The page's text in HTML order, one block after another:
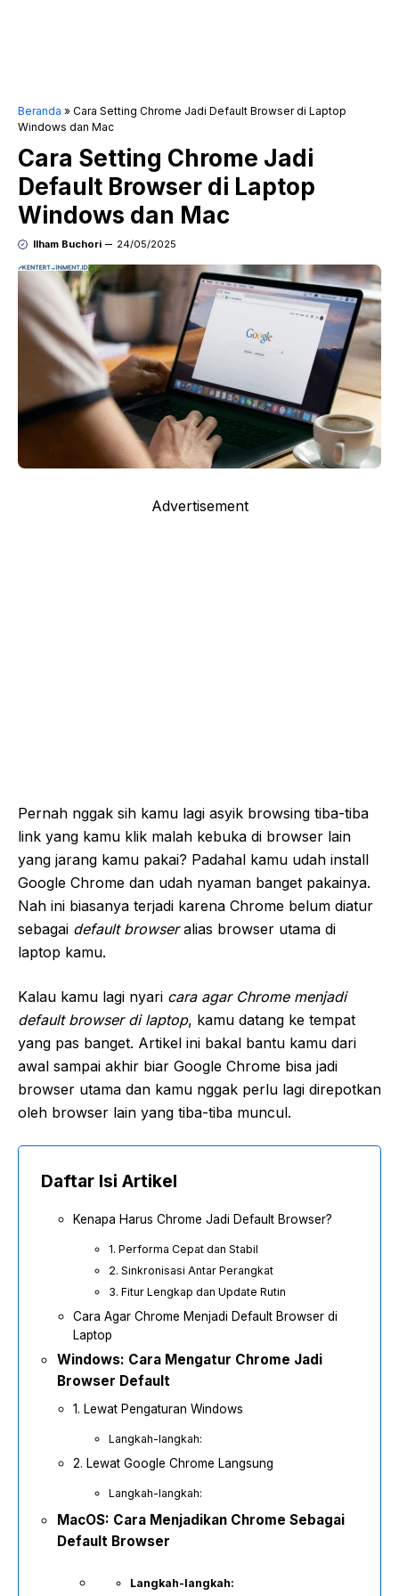
Beranda » Cara Setting Chrome Jadi Default Browser di Laptop
Windows dan Mac
Cara Setting Chrome Jadi
Default Browser di Laptop
Windows dan Mac
Ilham Buchori 24/05/2025
Advertisement
Pernah nggak sih kamu lagi asyik browsing tiba-tiba
link yang kamu klik malah kebuka di browser lain
yang jarang kamu pakai? Padahal kamu udah install
Google Chrome dan udah nyaman banget pakainya.
Nah ini biasanya terjadi karena Chrome belum diatur
sebagai default browseralias browser utama di
laptop kamu.
Kalau kamu lagi nyari cara agar Chrome menjadi
default browser di laptop, kamu datang ke tempat
yang pas banget. Artikel ini bakal bantu kamu dari
awal sampai akhir biar Google Chrome bisa jadi
browser utama dan kamu nggak perlu lagi direpotkan
oleh browser lain yang tiba-tiba muncul.
Daftar Isi Artikel
Kenapa Harus Chrome Jadi Default Browser?
1. Performa Cepat dan Stabil
2. Sinkronisasi Antar Perangkat
3. Fitur Lengkap dan Update Rutin
Cara Agar Chrome Menjadi Default Browser di
Laptop
Windows: Cara Mengatur Chrome Jadi
Browser Default
1. Lewat Pengaturan Windows
Langkah-langkah:
2. Lewat Google Chrome Langsung
Langkah-langkah:
MacOS: Cara Menjadikan Chrome Sebagai
Default Browser
Langkah-langkah: